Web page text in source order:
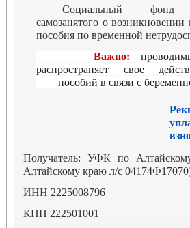
Социальный фонд
самозанятого о
пособия по временной
Важно:
распространяет свое
пособий в связи с
Получатель: УФК по
Алтайскому краю л/с
ИНН 2225008796
КПП 222501001